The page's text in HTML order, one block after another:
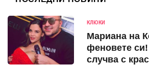
КЛЮКИ
Мариана на
феновете
случва с